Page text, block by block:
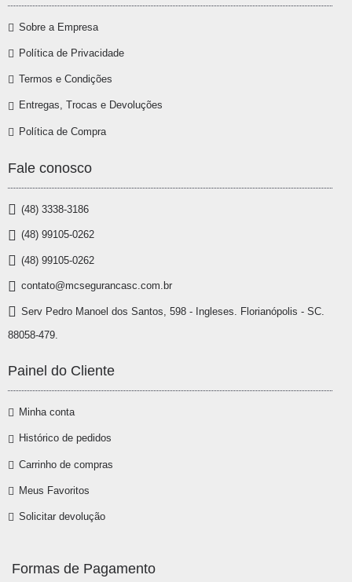
Sobre a Empresa
Política de Privacidade
Termos e Condições
Entregas, Trocas e Devoluções
Política de Compra
Fale conosco
(48) 3338-3186
(48) 99105-0262
(48) 99105-0262
contato@mcsegurancasc.com.br
Serv Pedro Manoel dos Santos, 598 - Ingleses. Florianópolis - SC.
88058-479.
Painel do Cliente
Minha conta
Histórico de pedidos
Carrinho de compras
Meus Favoritos
Solicitar devolução
Formas de Pagamento